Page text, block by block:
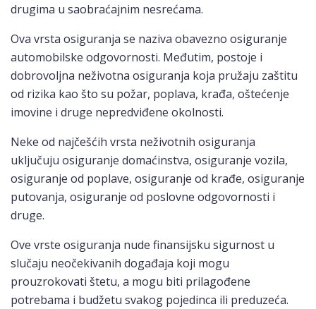
drugima u saobraćajnim nesrećama.
Ova vrsta osiguranja se naziva obavezno osiguranje
automobilske odgovornosti. Međutim, postoje i
dobrovoljna neživotna osiguranja koja pružaju zaštitu
od rizika kao što su požar, poplava, krađa, oštećenje
imovine i druge nepredviđene okolnosti.
Neke od najčešćih vrsta neživotnih osiguranja
uključuju osiguranje domaćinstva, osiguranje vozila,
osiguranje od poplave, osiguranje od krađe, osiguranje
putovanja, osiguranje od poslovne odgovornosti i
druge.
Ove vrste osiguranja nude finansijsku sigurnost u
slučaju neočekivanih događaja koji mogu
prouzrokovati štetu, a mogu biti prilagođene
potrebama i budžetu svakog pojedinca ili preduzeća.